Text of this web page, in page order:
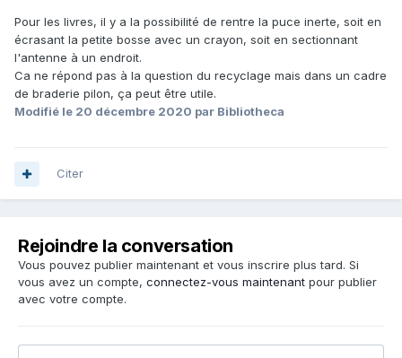
Pour les livres, il y a la possibilité de rentre la puce inerte, soit en
écrasant la petite bosse avec un crayon, soit en sectionnant
l'antenne à un endroit.
Ca ne répond pas à la question du recyclage mais dans un cadre
de braderie pilon, ça peut être utile.
Modifié le 20 décembre 2020 par Bibliotheca
Citer
Rejoindre la conversation
Vous pouvez publier maintenant et vous inscrire plus tard. Si
vous avez un compte, connectez-vous maintenant pour publier
avec votre compte.